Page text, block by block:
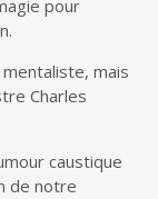
pour
mais
Charles
caustique
de notre